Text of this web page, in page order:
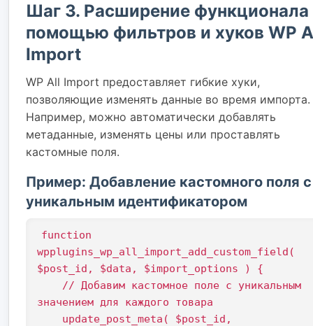
Шаг 3. Расширение функционала
помощью фильтров и хуков WP
Import
WP All Import предоставляет гибкие хуки,
позволяющие изменять данные во время импорта.
Например, можно автоматически добавлять
метаданные, изменять цены или проставлять
кастомные поля.
Пример: Добавление кастомного поля с
уникальным идентификатором
function
wpplugins_wp_all_import_add_custom_field(
$post_id, $data, $import_options ) {
значением для каждого товара